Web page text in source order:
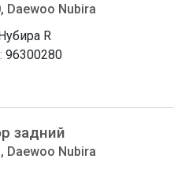
Daewoo Nubira
R
96300280
задний
Daewoo Nubira